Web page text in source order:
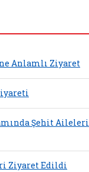
Anlamlı Ziyaret
Şehit Aileleri
Ziyaret Edildi